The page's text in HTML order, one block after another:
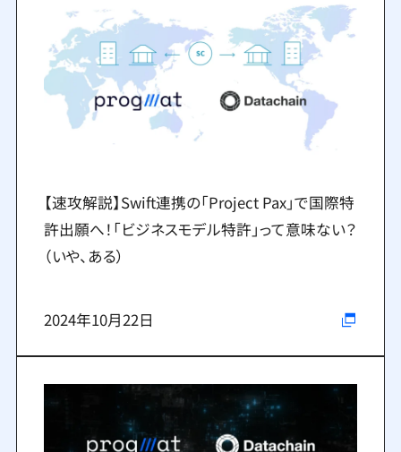
【速攻解説】Swift連携の「Project Pax」で国際特
許出願へ！「ビジネスモデル特許」って意味ない？
（いや、ある）
2024年10月22日